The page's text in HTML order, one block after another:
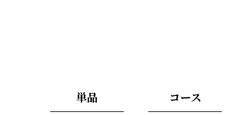
単品 コース